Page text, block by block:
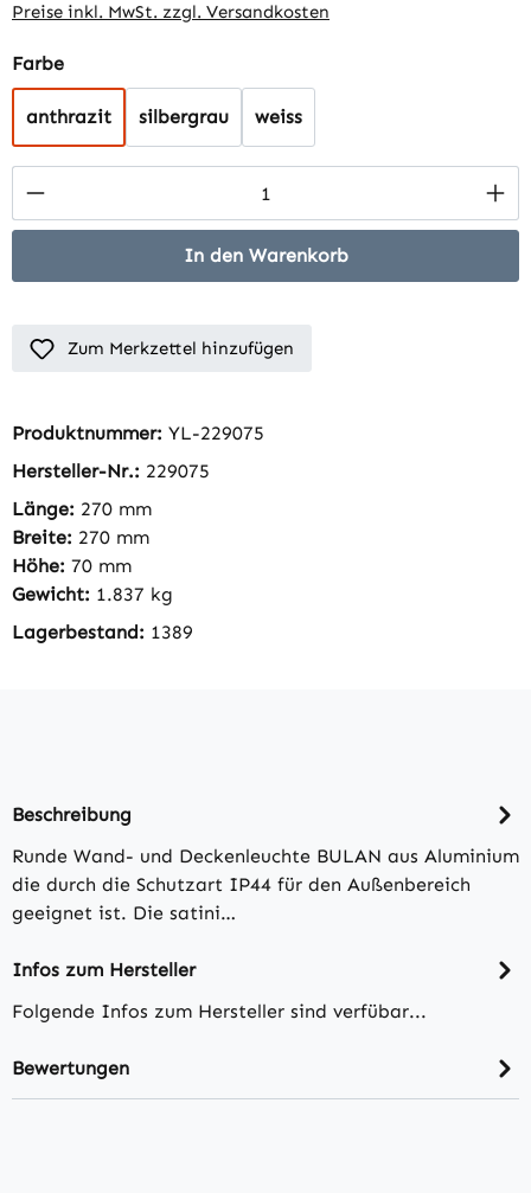
Preise inkl. MwSt. zzgl. Versandkosten
Farbeauswählen
anthrazit silbergrau weiss
Produkt Anzahl: Gib den gewünschten
In den Warenkorb
Zum Merkzettel hinzufügen
Produktnummer: YL-229075
Hersteller-Nr.: 229075
Länge: 270 mm
Breite: 270 mm
Höhe: 70 mm
Gewicht: 1.837 kg
Lagerbestand: 1389
Beschreibung
Runde Wand- und Deckenleuchte BULAN aus Aluminium
die durch die Schutzart IP44 für den Außenbereich
geeignet ist. Die satini…
Infos zum Hersteller
Folgende Infos zum Hersteller sind verfübar...
Bewertungen